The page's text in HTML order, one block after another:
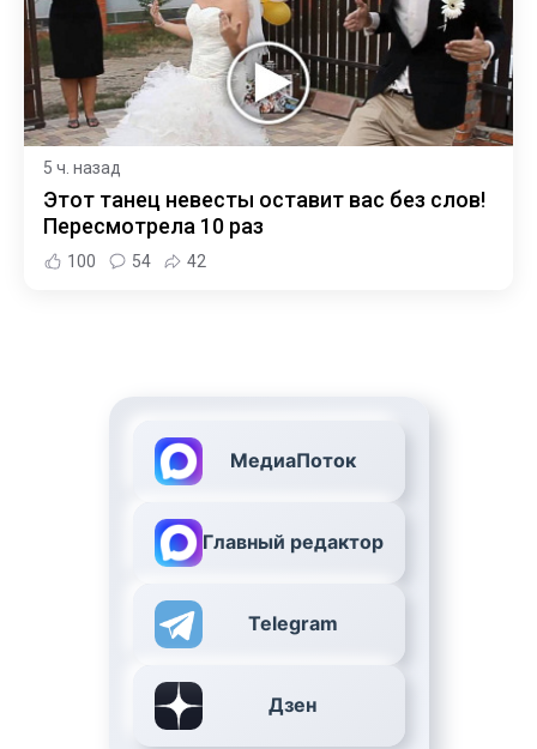
5 ч. назад
Этот танец невесты оставит вас без слов!
Пересмотрела 10 раз
100 54 42
МедиаПоток
Главный редактор
Telegram
Дзен